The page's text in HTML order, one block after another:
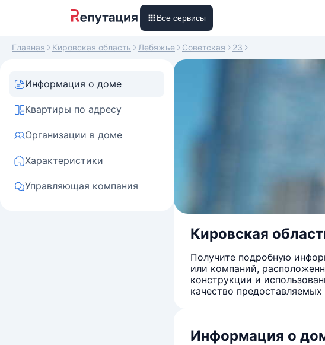
Все сервисы
Главная Кировская область Лебяжье Советская 23
Информация о доме
Квартиры по адресу
Организации в доме
Характеристики
Управляющая компания
Кировская
Получите подробную
или компаний,
конструкции и
качество предоставляемых
Информация о